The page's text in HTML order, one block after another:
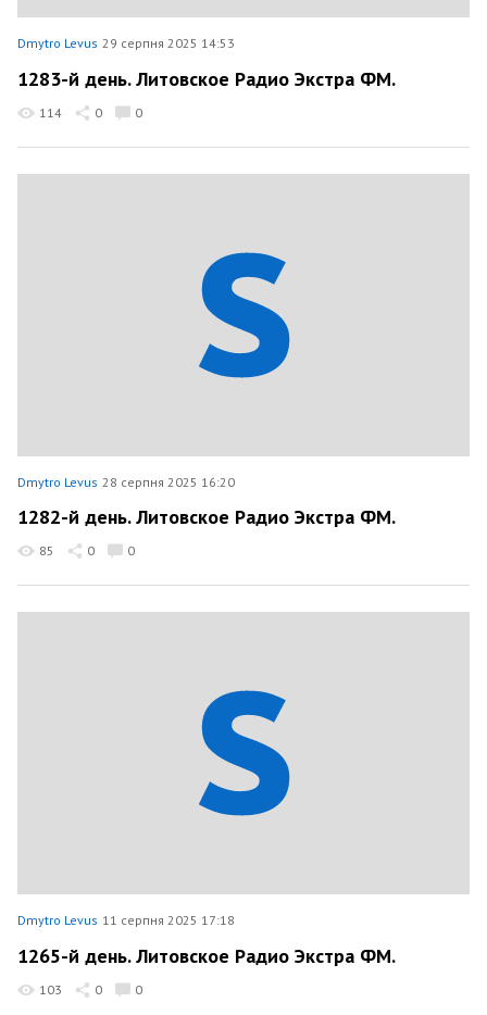
Dmytro Levus 29 серпня 2025 14:53
1283-й день. Литовское Радио Экстра ФМ.
114 0 0
Dmytro Levus 28 серпня 2025 16:20
1282-й день. Литовское Радио Экстра ФМ.
85 0 0
Dmytro Levus 11 серпня 2025 17:18
1265-й день. Литовское Радио Экстра ФМ.
103 0 0